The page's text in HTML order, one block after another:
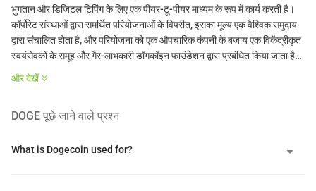
भुगतान और डिजिटल टिपिंग के लिए एक पीयर-टू-पीयर माध्यम के रूप में कार्य करती है।
कॉर्पोरेट संस्थाओं द्वारा समर्थित परियोजनाओं के विपरीत, इसका मूल्य एक वैश्विक समुदाय
द्वारा संचालित होता है, और परियोजना को एक औपचारिक कंपनी के बजाय एक विकेंद्रीकृत
स्वयंसेवकों के समूह और गैर-लाभकारी डॉगकॉइन फाउंडेशन द्वारा प्रबंधित किया जाता है।
दौर आयोजित नहीं किया। नेटवर्क लकीकॉइन का एक फोर्क के रूप में कार्य करता है, जो
करता है। यह खनन प्रक्रिया को तेज और कुशल बनाए रखने के लिए स्क्रिप्ट एल्गोरिदम
और देखें
DOGE पूछे जाने वाले प्रश्न
What is Dogecoin used for?